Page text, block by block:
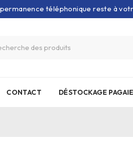
téléphonique reste à
CONTACT DÉSTOCKAGE